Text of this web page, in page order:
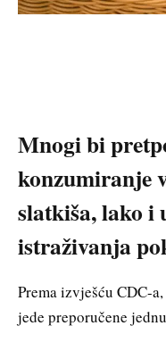
Mnogi bi
konzumiranje
slatkiša, lako i
istraživanja
Prema izvješću CDC-
jede preporučene